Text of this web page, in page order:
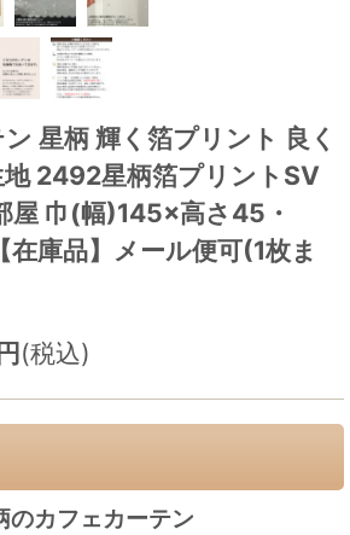
星柄 輝く箔プリント 良く
2492星柄箔プリントSV
屋 巾(幅)145×高さ45・
庫品】メール便可(1枚ま
(税込)
のカフェカーテン